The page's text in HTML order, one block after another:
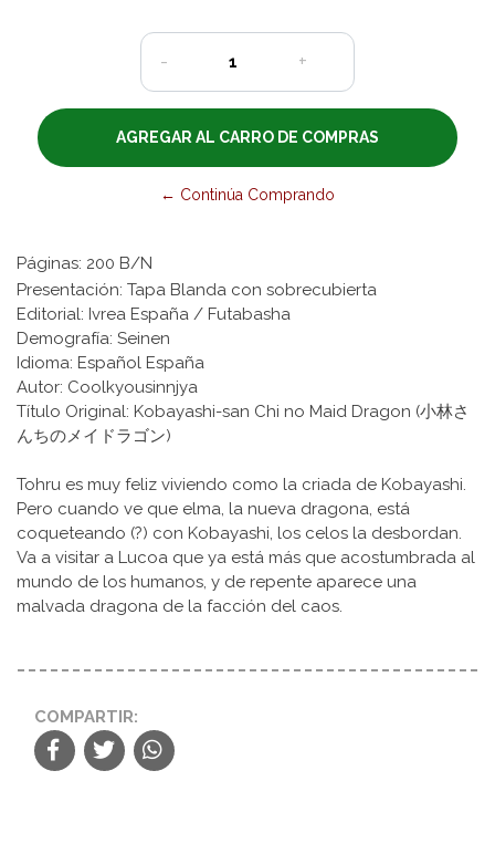
- +
← Continúa Comprando
Páginas: 200 B/N
Presentación: Tapa Blanda con sobrecubierta
Editorial: Ivrea España / Futabasha
Demografía: Seinen
Idioma: Español España
Autor: Coolkyousinnjya
Título Original: Kobayashi-san Chi no Maid Dragon (小林さ
んちのメイドラゴン)
Tohru es muy feliz viviendo como la criada de Kobayashi.
Pero cuando ve que elma, la nueva dragona, está
coqueteando (?) con Kobayashi, los celos la desbordan.
Va a visitar a Lucoa que ya está más que acostumbrada al
mundo de los humanos, y de repente aparece una
malvada dragona de la facción del caos.
COMPARTIR: